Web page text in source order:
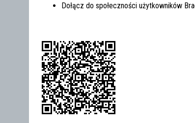
Dołącz do społeczności użytkowników